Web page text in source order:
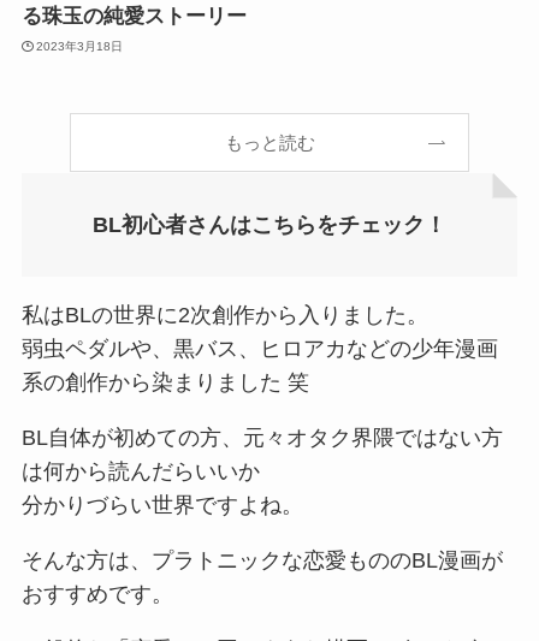
る珠玉の純愛ストーリー
2023年3月18日
もっと読む
BL初心者さんはこちらをチェック！
私はBLの世界に2次創作から入りました。
弱虫ペダルや、黒バス、ヒロアカなどの少年漫画
系の創作から染まりました 笑
BL自体が初めての方、元々オタク界隈ではない方
は何から読んだらいいか
分かりづらい世界ですよね。
そんな方は、プラトニックな恋愛もののBL漫画が
おすすめです。